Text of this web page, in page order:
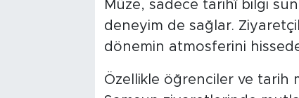
Müze, sadece tarihî bilgi
deneyim de sağlar.
dönemin atmosferini
Özellikle öğrenciler ve tarih